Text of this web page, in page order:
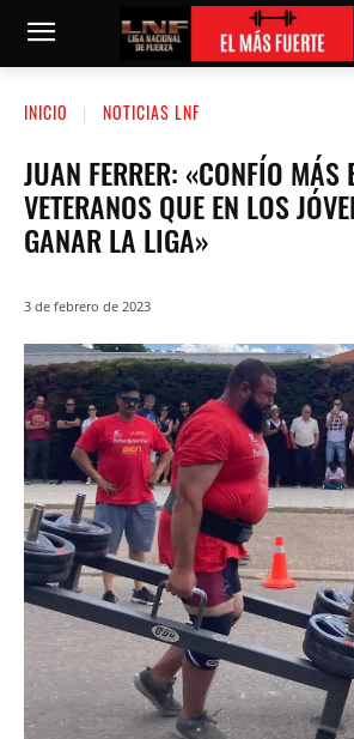
INICIO NOTICIAS LNF
JUAN FERRER: «CONFÍO MÁS
VETERANOS QUE EN LOS
GANAR LA LIGA»
3 de febrero de 2023